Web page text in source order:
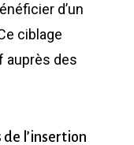
d’un
ciblage
auprès des
de l’insertion